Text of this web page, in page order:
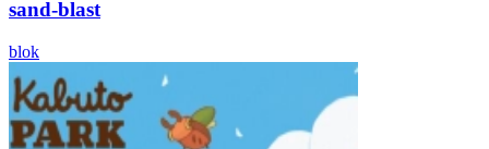
sand-blast
blok